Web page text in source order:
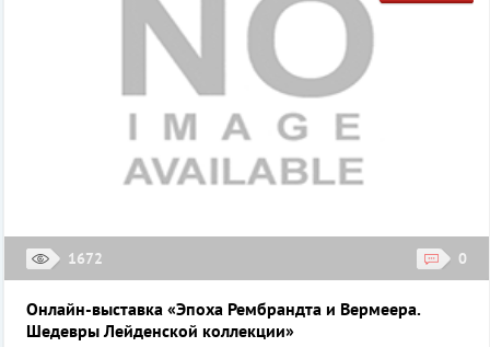
1672 0
Онлайн-выставка «Эпоха Рембрандта и Вермеера.
Шедевры Лейденской коллекции»